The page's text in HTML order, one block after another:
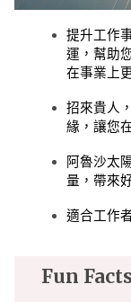
提升工作
運，幫助
在事業上
招來貴人
緣，讓您
阿魯沙太
量，帶來
適合工作
Fun